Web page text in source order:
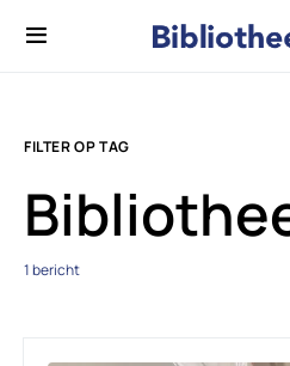
FILTER OP TAG
1 bericht